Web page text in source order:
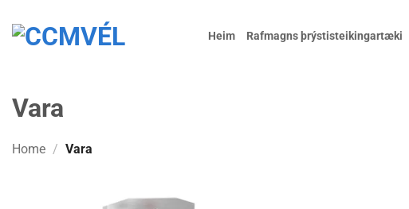
content
Heim Rafmagns þrýstisteikingartæki
Vara
Home / Vara